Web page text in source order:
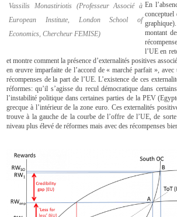
Vassilis Monastiriotis (Professeur Associé à
European Institute, London School of
Economics, Chercheur FEMISE)
En
montant
l’UE en
et montre comment la présence d’externalités positives
en œuvre imparfaite de l’accord de « marché parfait »,
récompenses de la part de l’UE. L’existence de ces
réformes: qu’il s’agisse du recul démocratique dans
l’instabilité politique dans certaines parties de la PEV
grecque à l’intérieur de la zone euro. Ces externalités
trouve à la gauche de la courbe de l’offre de l’UE, de
niveau plus élevé de réformes mais avec des récompenses